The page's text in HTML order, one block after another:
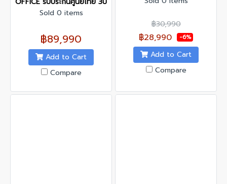
Sold 0 items
฿89,990
Add to Cart
Compare
฿30,990
฿28,990 -6%
Add to Cart
Compare